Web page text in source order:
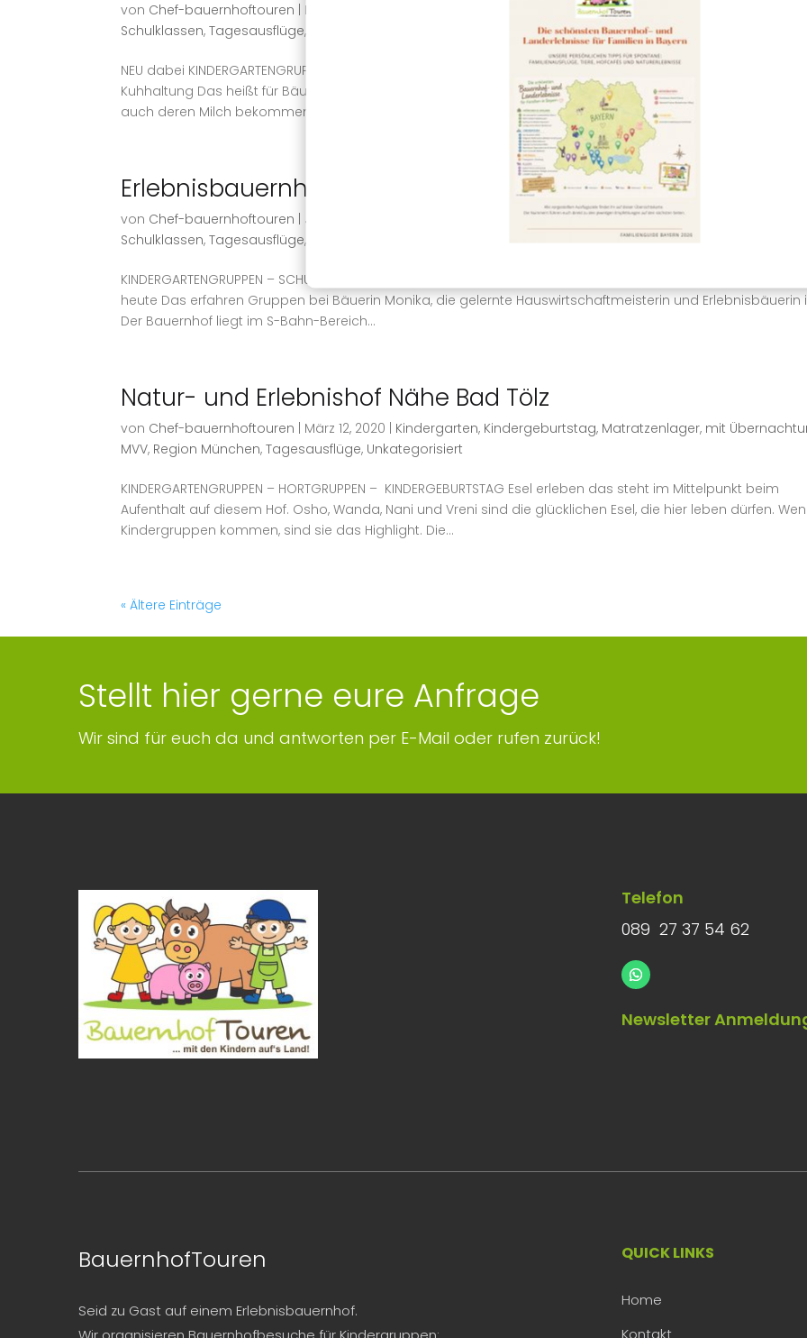
von Chef-bauernhoftouren März 3, 2023 Kindergeburtstag,Neu dabei
Schulklassen,Tagesausflüge,
NEU dabei KINDERGARTENGRUPPEN – FAMILIENGRUPPEN – HORT – KINDERGEBURTSTAG Muttergebundene
Kuhhaltung Das heißt für Bäuerin Barbara, dass die Kälber möglichst lange bei ihrer Mama bleiben dürfen
auch deren Milch bekommen. Kindergruppen bis 25...
Erlebnisbauernhof westl. München in S-Bahn Nähe
von Chef-bauernhoftouren Juni 10, 2021 Kindergeburtstag,MVV,Region München
Schulklassen,Tagesausflüge,
KINDERGARTENGRUPPEN – SCHULKLASSEN – KINDERGEBURTSTAG – FERIENPROGRAMM Wie wohnt und lebt die Kuh
heute Das erfahren Gruppen bei Bäuerin Monika, die gelernte Hauswirtschaftmeisterin und Erlebnisbäuerin
Der Bauernhof liegt im S-Bahn-Bereich...
Natur- und Erlebnishof Nähe Bad Tölz
von Chef-bauernhoftouren März 12, 2020 Kindergarten, Kindergeburtstag, Matratzenlager, mit
MVV, Region München,Tagesausflüge, Unkategorisiert
KINDERGARTENGRUPPEN – HORTGRUPPEN – KINDERGEBURTSTAG Esel erleben das steht im Mittelpunkt beim
Aufenthalt auf diesem Hof. Osho, Wanda, Nani und Vreni sind die glücklichen Esel, die hier leben dürfen.
Kindergruppen kommen, sind sie das Highlight. Die...
« Ältere Einträge
Stellt hier gerne eure Anfrage
Wir sind für euch da und antworten per E-Mail oder rufen zurück!
Telefon
089 27 37 54 62
Newsletter
BauernhofTouren
Seid zu Gast auf einem Erlebnisbauernhof.
QUICK LINKS
Home
Kontakt